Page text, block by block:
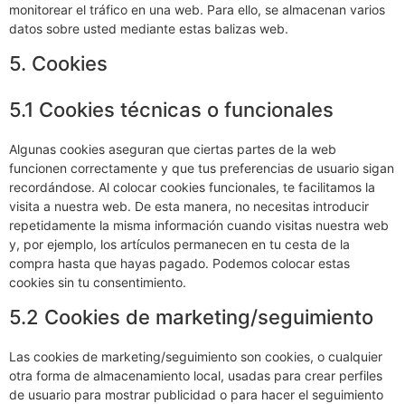
monitorear el tráfico en una web. Para ello, se almacenan varios
datos sobre usted mediante estas balizas web.
5. Cookies
5.1 Cookies técnicas o funcionales
Algunas cookies aseguran que ciertas partes de la web
funcionen correctamente y que tus preferencias de usuario sigan
recordándose. Al colocar cookies funcionales, te facilitamos la
visita a nuestra web. De esta manera, no necesitas introducir
repetidamente la misma información cuando visitas nuestra web
y, por ejemplo, los artículos permanecen en tu cesta de la
compra hasta que hayas pagado. Podemos colocar estas
cookies sin tu consentimiento.
5.2 Cookies de marketing/seguimiento
Las cookies de marketing/seguimiento son cookies, o cualquier
otra forma de almacenamiento local, usadas para crear perfiles
de usuario para mostrar publicidad o para hacer el seguimiento